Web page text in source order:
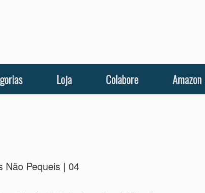
Loja Colabore Amazon
Não Pequeis | 04